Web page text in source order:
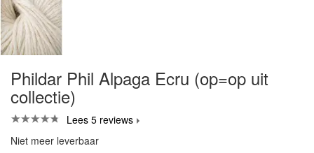
Phildar Phil Alpaga Ecru (op=op uit
collectie)
Lees 5 reviews
Niet meer leverbaar